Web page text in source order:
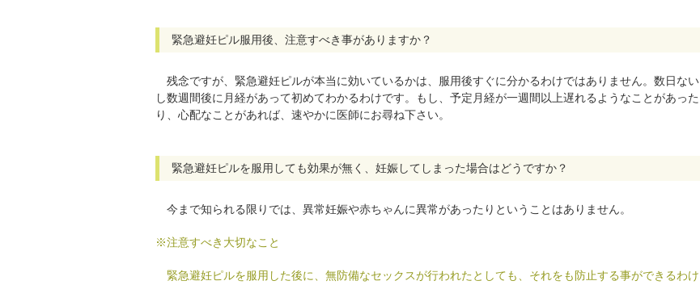
緊急避妊ピル服用後、注意すべき事がありますか？
残念ですが、緊急避妊ピルが本当に効いているかは、服用後すぐに分かるわけではありません。数日ない
し数週間後に月経があって初めてわかるわけです。もし、予定月経が一週間以上遅れるようなことがあった
り、心配なことがあれば、速やかに医師にお尋ね下さい。
緊急避妊ピルを服用しても効果が無く、妊娠してしまった場合はどうですか？
今まで知られる限りでは、異常妊娠や赤ちゃんに異常があったりということはありません。
※注意すべき大切なこと
緊急避妊ピルを服用した後に、無防備なセックスが行われたとしても、それをも防止する事ができるわけ